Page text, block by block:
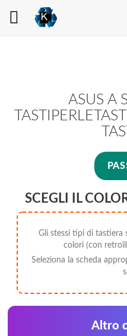
ASUS A
SCEGLI IL
Gli stessi tipi di
colori (con
Seleziona la scheda
Altro